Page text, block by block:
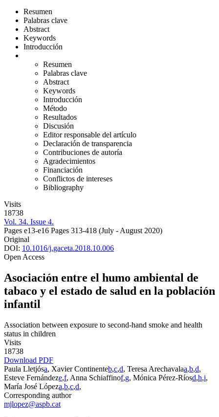
Resumen
Palabras clave
Abstract
Keywords
Introducción
Resumen
Palabras clave
Abstract
Keywords
Introducción
Método
Resultados
Discusión
Editor responsable del artículo
Declaración de transparencia
Contribuciones de autoría
Agradecimientos
Financiación
Conflictos de intereses
Bibliography
Visits
18738
Vol. 34. Issue 4.
Pages e13-e16 Pages 313-418 (July - August 2020)
Original
DOI: 10.1016/j.gaceta.2018.10.006
Open Access
Asociación entre el humo ambiental de
tabaco y el estado de salud en la población
infantil
Association between exposure to second-hand smoke and health
status in children
Visits
18738
Download PDF
Paula Lletjósa, Xavier Continenteb,c,d, Teresa Arechavalaa,b,d,
Esteve Fernándeze,f, Anna Schiaffinof,g, Mónica Pérez-Ríosd,h,i,
María José Lópeza,b,c,d,
Corresponding author
mjlopez@aspb.cat